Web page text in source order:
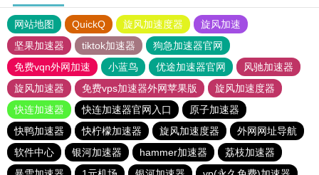
网站地图 QuickQ 旋风加速度器
旋风加速
坚果加速器
tiktok加速器
狗急加速器官网
免费vqn外网加速
小蓝鸟 优途加速器官网
风驰加速器
旋风加速器
免费vps加速器外网苹果版
旋风加速度器
快连加速器
快连加速器官网入口
原子加速器
快鸭加速器
快柠檬加速器 旋风加速度器
外网网址导航
软件中心
银河加速器 hammer加速器
荔枝加速器